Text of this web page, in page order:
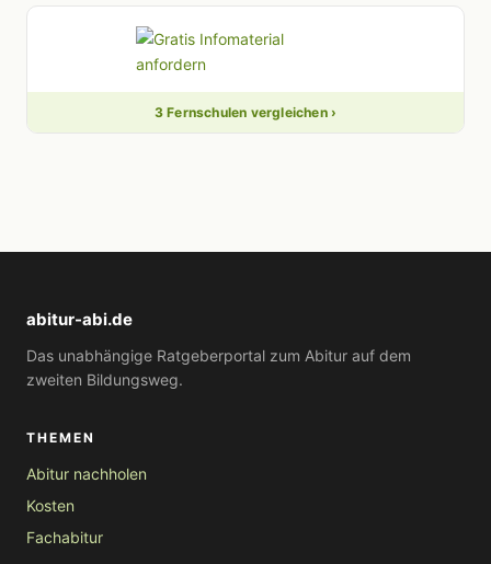
3 Fernschulen vergleichen ›
abitur-abi.de
Das unabhängige Ratgeberportal zum Abitur auf dem
zweiten Bildungsweg.
THEMEN
Abitur nachholen
Kosten
Fachabitur